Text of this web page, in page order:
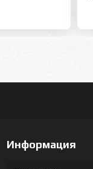
Информация